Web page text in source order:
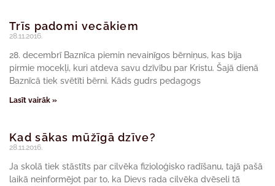
Trīs padomi vecākiem
28.11.2016.
28. decembrī Baznīca piemin nevainīgos bērniņus, kas bija
pirmie mocekļi, kuri atdeva savu dzīvību par Kristu. Šajā dienā
Baznīcā tiek svētīti bērni. Kāds gudrs pedagogs
Lasīt vairāk »
Kad sākas mūžīgā dzīve?
28.11.2016.
Ja skolā tiek stāstīts par cilvēka fizioloģisko radīšanu, tajā pašā
laikā neinformējot par to, ka Dievs rada cilvēka dvēseli tā